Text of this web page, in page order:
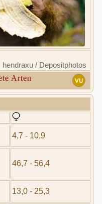
hendraxu / Depositphotos
Arten
4,7 - 10,9
46,7 - 56,4
13,0 - 25,3